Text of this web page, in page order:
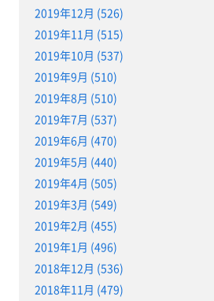
2019年12月 (526)
2019年11月 (515)
2019年10月 (537)
2019年9月 (510)
2019年8月 (510)
2019年7月 (537)
2019年6月 (470)
2019年5月 (440)
2019年4月 (505)
2019年3月 (549)
2019年2月 (455)
2019年1月 (496)
2018年12月 (536)
2018年11月 (479)